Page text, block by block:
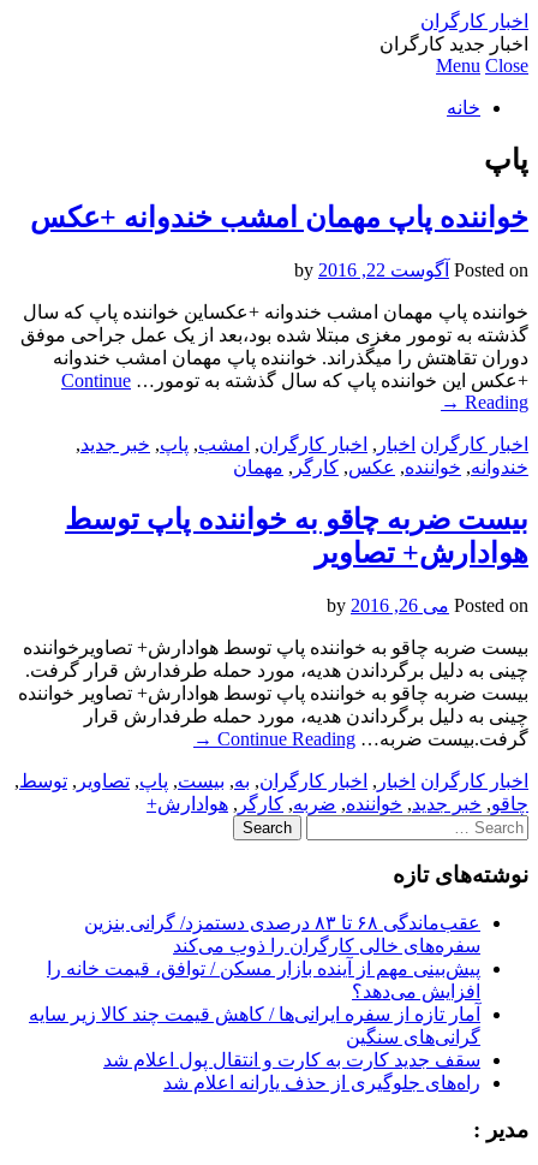
اخبار کارگران
اخبار جدید کارگران
Menu Close
خانه
پاپ
خواننده پاپ مهمان امشب خندوانه +عکس
Posted on آگوست 22, 2016
خواننده پاپ مهمان امشب خندوانه +عکساین خواننده پاپ که سال
گذشته به تومور مغزی مبتلا شده بود،بعد از یک عمل جراحی موفق
دوران تقاهتش را میگذراند. خواننده پاپ مهمان امشب خندوانه
+عکس این خواننده پاپ که سال گذشته به تومور… Continue
Reading
→
اخبار کارگران اخبار , اخبار کارگران, امشب, پاپ, خبر جدید,
خندوانه, خواننده, عکس, کارگر , مهمان
بیست ضربه چاقو به خواننده پاپ توسط
هوادارش+ تصاویر
Posted on می 26, 2016
بیست ضربه چاقو به خواننده پاپ توسط هوادارش+ تصاویرخواننده
چینی به دلیل برگرداندن هدیه، مورد حمله طرفدارش قرار گرفت.
بیست ضربه چاقو به خواننده پاپ توسط هوادارش+ تصاویر خواننده
چینی به دلیل برگرداندن هدیه، مورد حمله طرفدارش قرار
گرفت.بیست ضربه… Continue Reading
→
اخبار کارگران اخبار , اخبار کارگران, به, بیست, پاپ, تصاویر , توسط,
چاقو, خبر جدید, خواننده, ضربه, کارگر , هوادارش+
Search
for:
نوشته‌های تازه
عقب‌ماندگی ۶۸ تا ۸۳ درصدی دستمزد/ گرانی بنزین
سفره‌های خالی کارگران را ذوب می‌کند
پیش‌بینی مهم از آینده بازار مسکن / توافق، قیمت خانه را
افزایش می‌دهد؟
آمار تازه از سفره ایرانی‌ها / کاهش قیمت چند کالا زیر سایه
گرانی‌های سنگین
سقف جدید کارت به کارت و انتقال پول اعلام شد
راه‌های جلوگیری از حذف یارانه اعلام شد
مدیر :